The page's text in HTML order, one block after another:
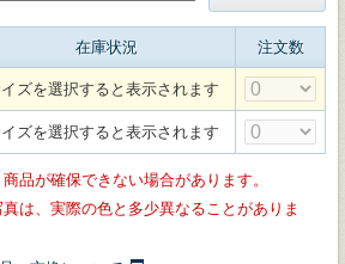
在庫状況 注文数
ズを選択すると表示されます
ズを選択すると表示されます
品が確保できない場合があります。
は、実際の色と多少異なることがありま